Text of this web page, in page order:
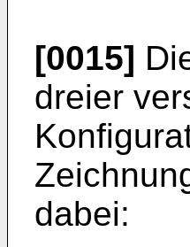
[0015]
dreier
dabei: